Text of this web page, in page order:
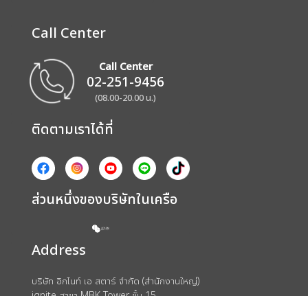
Call Center
Call Center
02-251-9456
(08.00-20.00 น.)
ติดตามเราได้ที่
ส่วนหนึ่งของบริษัทในเครือ
Address
บริษัท อิกไนท์ เอ สตาร์ จำกัด (สำนักงานใหญ่)